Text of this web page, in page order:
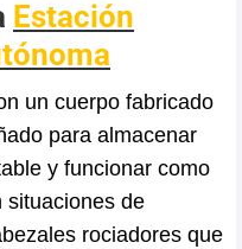
Estación
un cuerpo fabricado
para almacenar
y funcionar como
situaciones de
rociadores que